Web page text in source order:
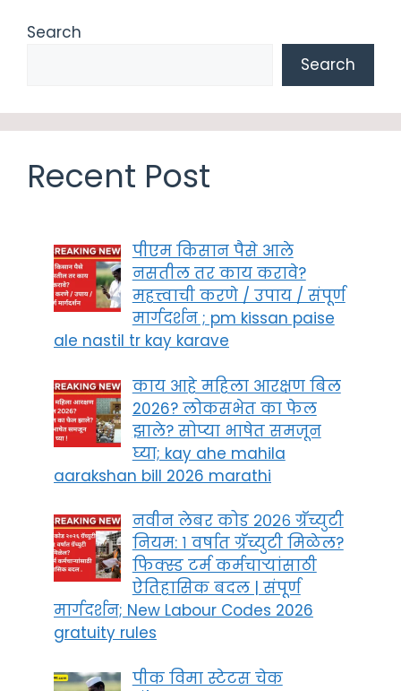
Search
Search
Recent Post
पीएम किसान पैसे आले
नसतील तर काय करावे?
महत्त्वाची करणे / उपाय / संपूर्ण
मार्गदर्शन ; pm kissan paise
ale nastil tr kay karave
काय आहे महिला आरक्षण बिल
2026? लोकसभेत का फेल
झाले? सोप्या भाषेत समजून
घ्या; kay ahe mahila
aarakshan bill 2026 marathi
नवीन लेबर कोड २०२६ ग्रॅच्युटी
नियम: १ वर्षात ग्रॅच्युटी मिळेल?
फिक्स्ड टर्म कर्मचाऱ्यांसाठी
ऐतिहासिक बदल | संपूर्ण
मार्गदर्शन; New Labour Codes 2026
gratuity rules
पीक विमा स्टेटस चेक